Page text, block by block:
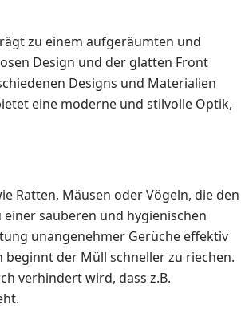
zu einem aufgeräumten und
Design und der glatten Front
Designs und Materialien
eine moderne und stilvolle Optik,
Ratten, Mäusen oder Vögeln, die den
sauberen und hygienischen
unangenehmer Gerüche effektiv
der Müll schneller zu riechen.
verhindert wird, dass z.B.